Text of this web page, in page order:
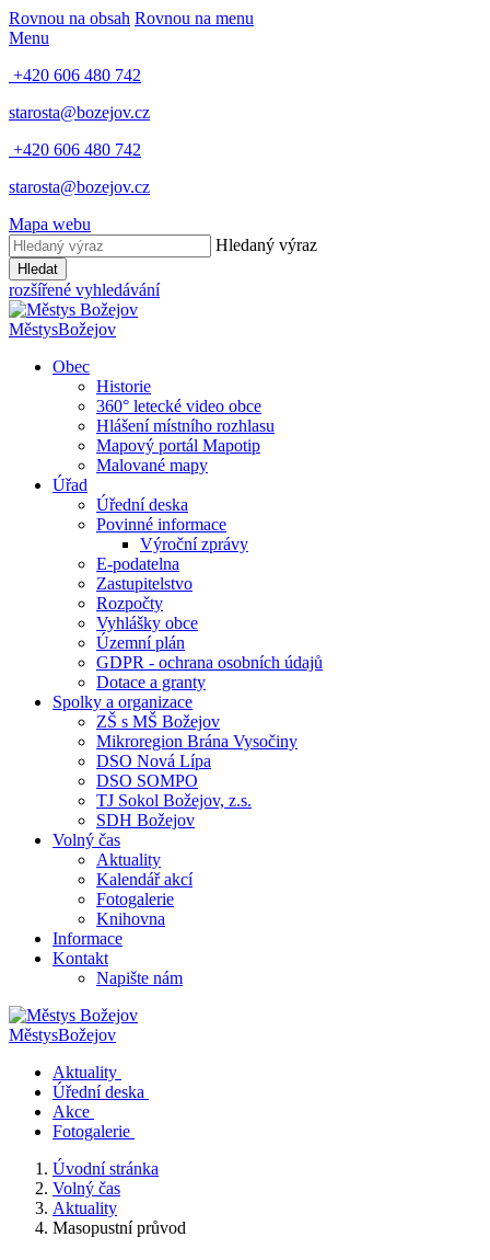
Rovnou na obsah Rovnou na menu
Menu
+420 606 480 742
starosta@bozejov.cz
+420 606 480 742
starosta@bozejov.cz
Mapa webu
Hledaný výraz
Hledat
rozšířené vyhledávání
MěstysBožejov
Obec
Historie
360° letecké video obce
Hlášení místního rozhlasu
Mapový portál Mapotip
Malované mapy
Úřad
Úřední deska
Povinné informace
Výroční zprávy
E-podatelna
Zastupitelstvo
Rozpočty
Vyhlášky obce
Územní plán
GDPR - ochrana osobních údajů
Dotace a granty
Spolky a organizace
ZŠ s MŠ Božejov
Mikroregion Brána Vysočiny
DSO Nová Lípa
DSO SOMPO
TJ Sokol Božejov, z.s.
SDH Božejov
Volný čas
Aktuality
Kalendář akcí
Fotogalerie
Knihovna
Informace
Kontakt
Napište nám
MěstysBožejov
Aktuality
Úřední deska
Akce
Fotogalerie
Úvodní stránka
Volný čas
Aktuality
Masopustní průvod